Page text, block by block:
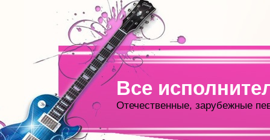
Все
Отечественные, зарубежные